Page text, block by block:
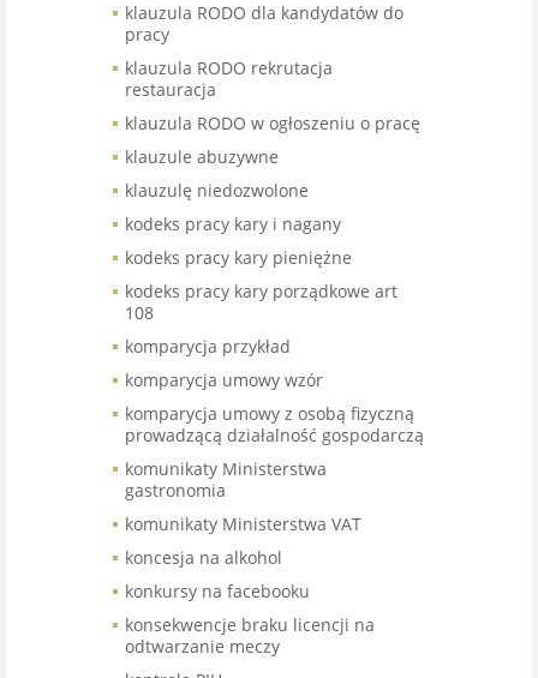
klauzula RODO dla kandydatów do
pracy
klauzula RODO rekrutacja
restauracja
klauzula RODO w ogłoszeniu o pracę
klauzule abuzywne
klauzulę niedozwolone
kodeks pracy kary i nagany
kodeks pracy kary pieniężne
kodeks pracy kary porządkowe art
108
komparycja przykład
komparycja umowy wzór
komparycja umowy z osobą fizyczną
prowadzącą działalność gospodarczą
komunikaty Ministerstwa
gastronomia
komunikaty Ministerstwa VAT
koncesja na alkohol
konkursy na facebooku
konsekwencje braku licencji na
odtwarzanie meczy